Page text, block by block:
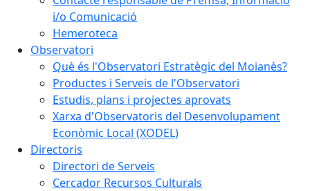
i/o Comunicació
Hemeroteca
Observatori
Què és l'Observatori Estratègic del Moianès?
Productes i Serveis de l'Observatori
Estudis, plans i projectes aprovats
Xarxa d'Observatoris del Desenvolupament
Econòmic Local (XODEL)
Directoris
Directori de Serveis
Cercador Recursos Culturals